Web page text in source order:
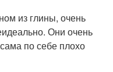
из глины, очень
Они очень
по себе плохо